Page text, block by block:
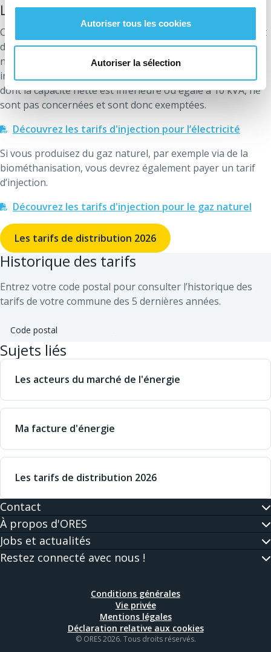
Autoriser tous les cookies
Autoriser la sélection
Le tarif d’injection
Ce tarif concerne uniquement les producteurs qui injectent
de l’électricité sur le réseau de distribution aux différents
niveaux de tension (T-MT, MT, T-BT et BT). Les
installations de petite puissance en basse tension (BT),
dont la capacité nette est inférieure ou égale à 10 kVA, ne
sont pas concernées et sont donc exemptées.
Découvrez les tarifs d'injection pour l’électricité
Si vous produisez du gaz naturel, par exemple via de la
biométhanisation, vous devrez également payer un tarif
d’injection.
Découvrez les tarifs d'injection pour le gaz naturel
Les tarifs de distribution 2026
Historique des tarifs
Entrez votre code postal pour consulter l’historique des
tarifs de votre commune des 5 dernières années.
Sujets liés
Les acteurs du marché de l'énergie
Ma facture d'énergie
Les tarifs de distribution 2026
Contact
À propos d'ORES
Jobs et actualités
Restez connecté avec nous !
Conditions générales
Vie privée
Mentions légales
Déclaration relative aux cookies
© ORES 2026. Tous droits réservés.